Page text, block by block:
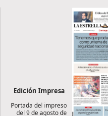
Edición Impresa
Portada del impreso
del 9 de agosto de